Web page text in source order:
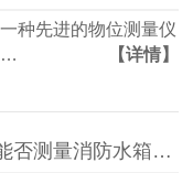
种先进的物位测量仪
…
【详情】
雷达液位计能否测量消防水箱液位